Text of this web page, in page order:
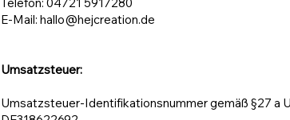
Telefon: 04721 5917280
E-Mail: hallo@hejcreation.de
Umsatzsteuer:
Umsatzsteuer-Identifikationsnummer gemäß §27 a